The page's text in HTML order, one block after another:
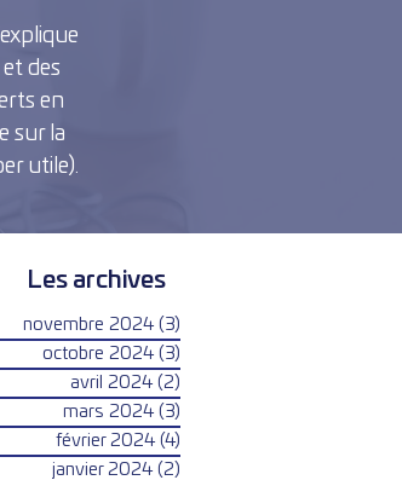
des
en
sur la
utile).
Les archives
novembre 2024 (3)
octobre 2024 (3)
avril 2024 (2)
mars 2024 (3)
février 2024 (4)
janvier 2024 (2)